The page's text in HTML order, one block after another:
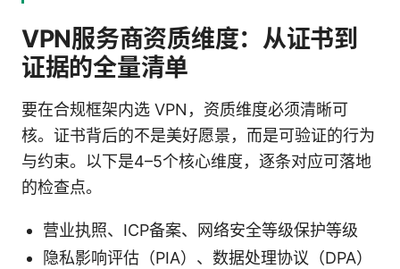
VPN服务商资质维度：从证书到
证据的全量清单
要在合规框架内选 VPN，资质维度必须清晰可
核。证书背后的不是美好愿景，而是可验证的行为
与约束。以下是4–5个核心维度，逐条对应可落地
的检查点。
营业执照、ICP备案、网络安全等级保护等级
隐私影响评估（PIA）、数据处理协议（DPA）